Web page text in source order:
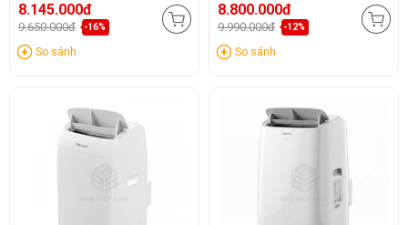
8.145.000đ
9.650.000đ -16%
So sánh
8.800.000đ
9.990.000đ -12%
So sánh